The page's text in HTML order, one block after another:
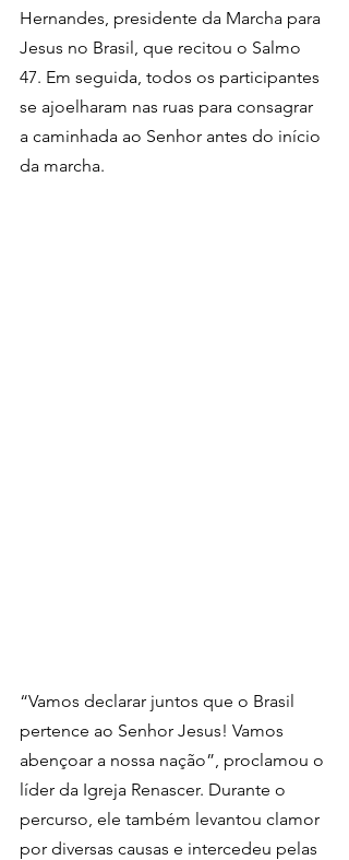
Hernandes, presidente da Marcha para
Jesus no Brasil, que recitou o Salmo
47. Em seguida, todos os participantes
se ajoelharam nas ruas para consagrar
a caminhada ao Senhor antes do início
da marcha.
“Vamos declarar juntos que o Brasil
pertence ao Senhor Jesus! Vamos
abençoar a nossa nação”, proclamou o
líder da Igreja Renascer. Durante o
percurso, ele também levantou clamor
por diversas causas e intercedeu pelas